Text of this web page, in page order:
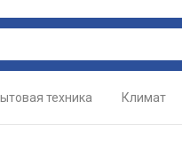
техника Климат